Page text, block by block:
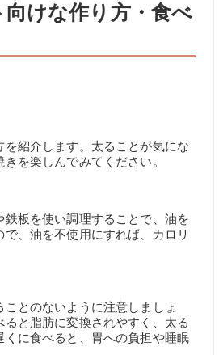
けな作り方・食べ
紹介します。太ることが気にな
を楽しんでみてください。
板を使い調理することで、油を
、油を不使用にすれば、カロリ
とのないように注意しましょ
と脂肪に変換されやすく、太る
に食べると、胃への負担や睡眠